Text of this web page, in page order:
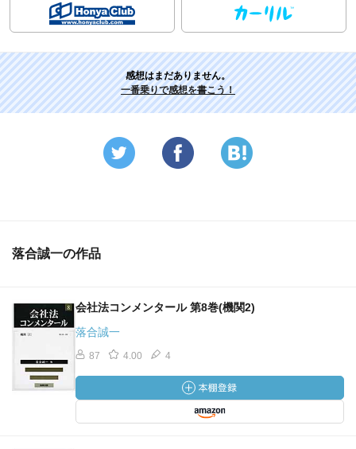
感想はまだありません。
一番乗りで感想を書こう！
落合誠一の作品
会社法コンメンタール 第8巻(機関2)
落合誠一
87 4.00 4